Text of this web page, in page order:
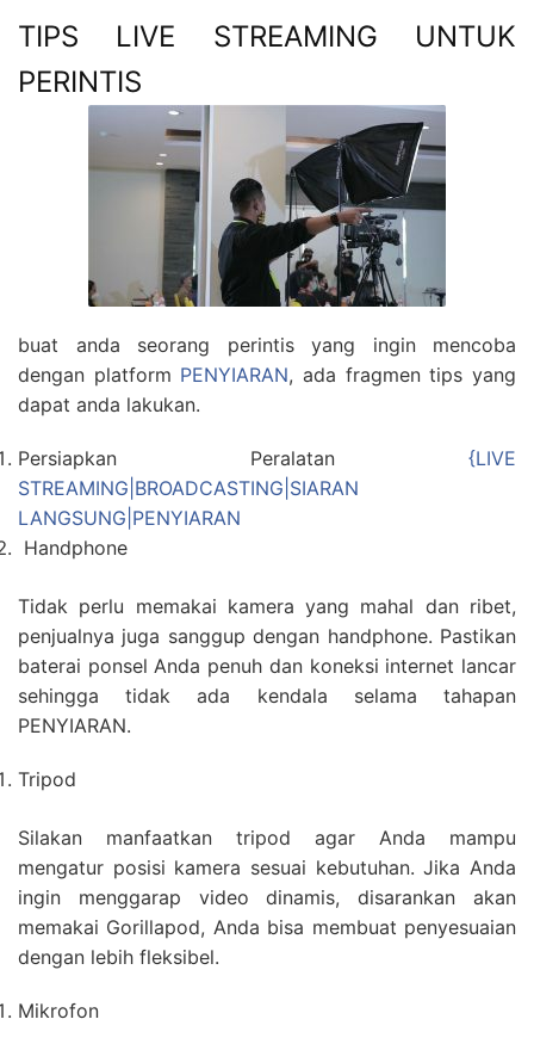
TIPS LIVE STREAMING UNTUK
PERINTIS
buat anda seorang perintis yang ingin mencoba
dengan platform PENYIARAN, ada fragmen tips yang
dapat anda lakukan.
Persiapkan Peralatan {LIVE
STREAMING|BROADCASTING|SIARAN
LANGSUNG|PENYIARAN
Handphone
Tidak perlu memakai kamera yang mahal dan ribet,
penjualnya juga sanggup dengan handphone. Pastikan
baterai ponsel Anda penuh dan koneksi internet lancar
sehingga tidak ada kendala selama tahapan
PENYIARAN.
Tripod
Silakan manfaatkan tripod agar Anda mampu
mengatur posisi kamera sesuai kebutuhan. Jika Anda
ingin menggarap video dinamis, disarankan akan
memakai Gorillapod, Anda bisa membuat penyesuaian
dengan lebih fleksibel.
Mikrofon